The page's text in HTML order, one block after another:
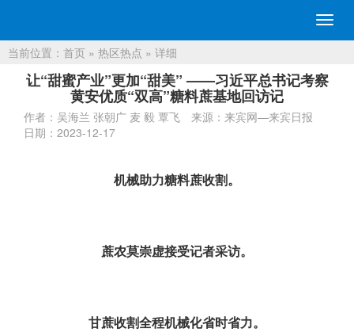
切
换
当前位置： 首页 » 热区热点 » 详细
让“甜蜜产业”更加“甜美” ——习近平总书记考察
黄安优质“双高”糖料蔗基地回访记
作者：吴海兰 张朝广 麦 毅 覃飞
来源：来宾网—来宾日报
日期：2023-12-17
机械助力糖料蔗收割。
蔗农莫崇虚接受记者采访。
甘蔗收割全程机械化省时省力。